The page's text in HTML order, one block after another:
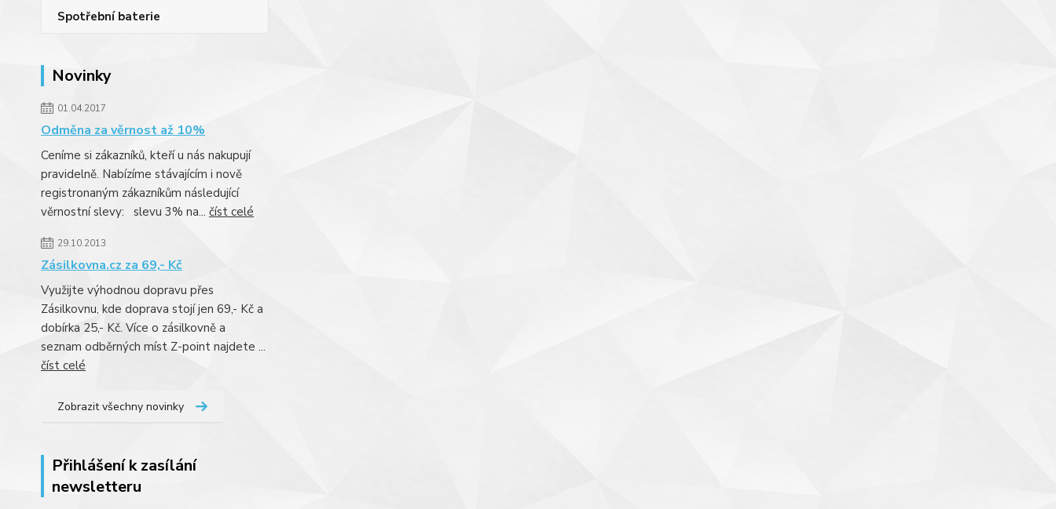
Spotřební baterie
Novinky
01.04.2017
Odměna za věrnost až 10%
Ceníme si zákazníků, kteří u nás nakupují
pravidelně. Nabízíme stávajícím i nově
registronaným zákazníkům následující
věrnostní slevy: slevu 3% na... číst celé
29.10.2013
Zásilkovna.cz za 69,- Kč
Využijte výhodnou dopravu přes
Zásilkovnu, kde doprava stojí jen 69,- Kč a
dobírka 25,- Kč. Více o zásilkovně a
seznam odběrných míst Z-point najdete ...
číst celé
Zobrazit všechny novinky
Přihlášení k zasílání
newsletteru